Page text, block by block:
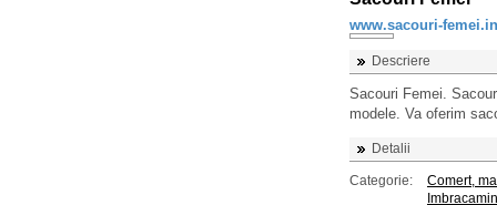
www.sacouri-
Descriere
Sacouri Femei.
modele. Va oferim
Detalii
Categorie:
Comert,